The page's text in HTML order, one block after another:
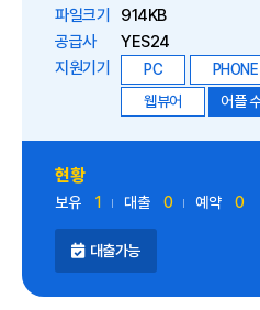
파일크기
914KB
공급사
YES24
지원기기
PC PHONE
웹뷰어
어플
현황
보유 1 대출 0 예약 0
대출가능